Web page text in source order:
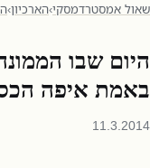
שאול אמסטרדמסקי›הארכיון›
היום שבו
באמת איפה
11.3.2014